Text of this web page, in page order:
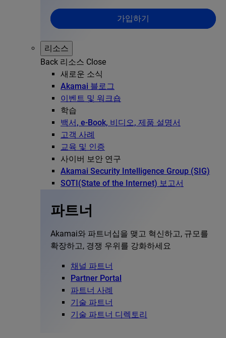
가입하기
리소스
Back 리소스 Close
새로운 소식
Akamai 블로그
이벤트 및 워크숍
학습
백서, e-Book, 비디오, 제품 설명서
고객 사례
교육 및 인증
사이버 보안 연구
Akamai Security Intelligence Group (SIG)
SOTI(State of the Internet) 보고서
파트너
Akamai와 파트너십을 맺고 혁신하고, 규모를
확장하고, 경쟁 우위를 강화하세요
채널 파트너
Partner Portal
파트너 사례
기술 파트너
기술 파트너 디렉토리